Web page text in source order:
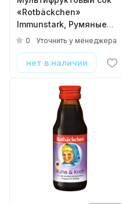
«Rotbäckchen»
Immunstark, Румяные
щечки 0.125, стекло
0 Уточнить у менеджера
нет в наличии